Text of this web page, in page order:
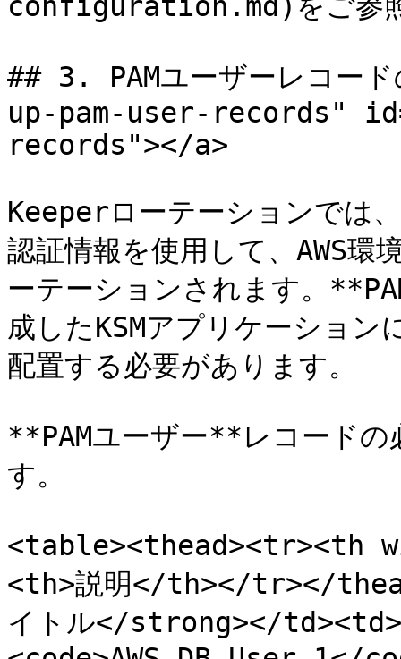
## 3. PAMユーザーレコ
up-pam-user-records"
records"></a>
Keeperローテーションでは
認証情報を使用して、AWS
ーテーションされます。
成したKSMアプリケーショ
配置する必要があります。
**PAMユーザー**レコードの
す。
<table><thead><tr><th
<th>説明</th></tr></
イトル</strong></